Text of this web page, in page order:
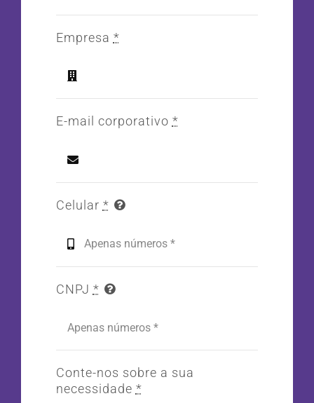
Empresa *
E-mail corporativo *
Celular *
CNPJ *
Conte-nos sobre a sua
necessidade *